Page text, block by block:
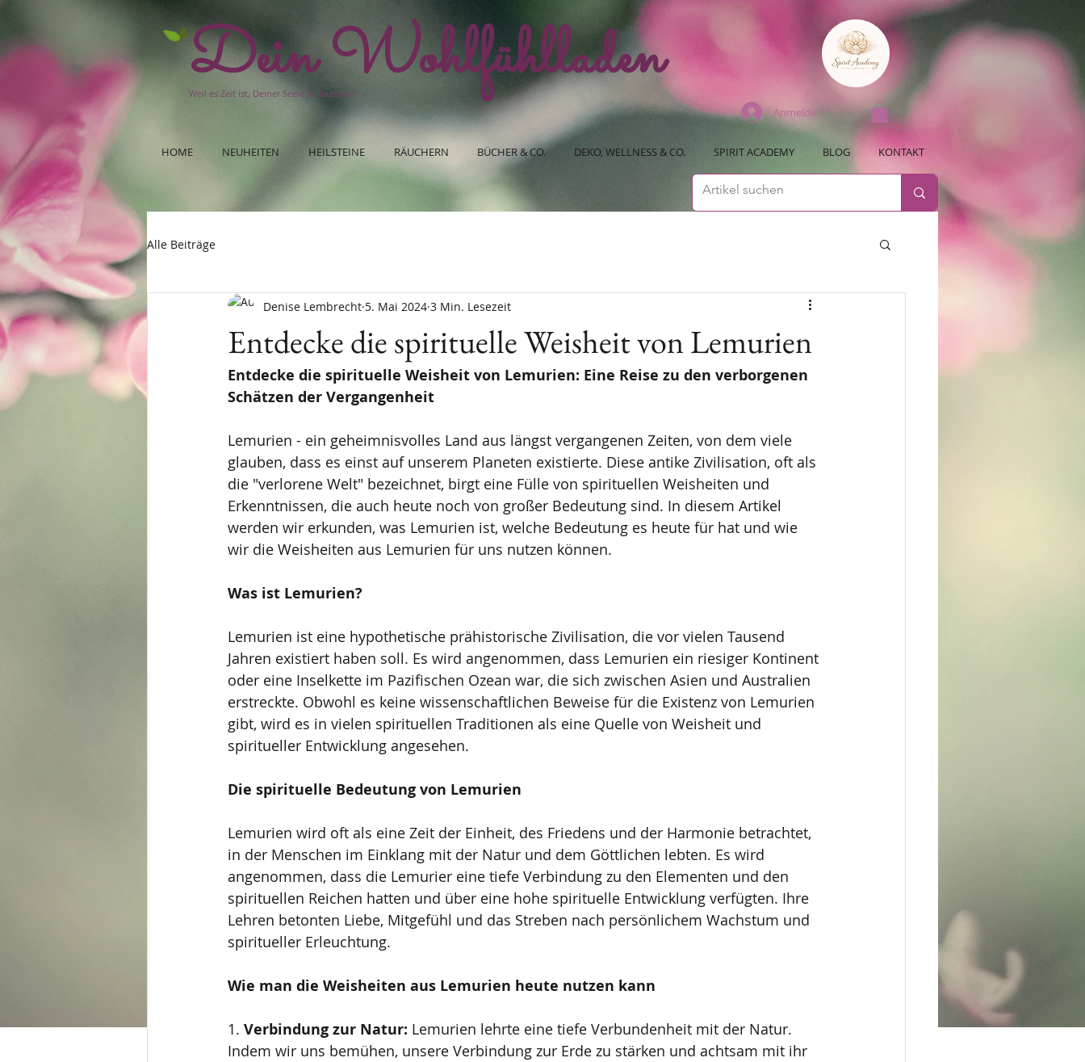
Dein Wohlfühlladen
Weil es Zeit ist, Deiner Seele zu lauschen!
Anmelden
HOME NEUHEITEN HEILSTEINE RÄUCHERN BÜCHER & CO. DEKO, WELLNESS & CO. SPIRIT ACADEMY BLOG KONTAKT
Alle Beiträge
Entdecke die spirituelle Weisheit von Lemurien
Denise Lembrecht 5. Mai 2024 3 Min. Lesezeit
Entdecke die spirituelle Weisheit von Lemurien: Eine Reise zu den verborgenen
Schätzen der Vergangenheit
Lemurien - ein geheimnisvolles Land aus längst vergangenen Zeiten, von dem viele
glauben, dass es einst auf unserem Planeten existierte. Diese antike Zivilisation, oft als
die "verlorene Welt" bezeichnet, birgt eine Fülle von spirituellen Weisheiten und
Erkenntnissen, die auch heute noch von großer Bedeutung sind. In diesem Artikel
werden wir erkunden, was Lemurien ist, welche Bedeutung es heute für hat und wie
wir die Weisheiten aus Lemurien für uns nutzen können.
Was ist Lemurien?
Lemurien ist eine hypothetische prähistorische Zivilisation, die vor vielen Tausend
Jahren existiert haben soll. Es wird angenommen, dass Lemurien ein riesiger Kontinent
oder eine Inselkette im Pazifischen Ozean war, die sich zwischen Asien und Australien
erstreckte. Obwohl es keine wissenschaftlichen Beweise für die Existenz von Lemurien
gibt, wird es in vielen spirituellen Traditionen als eine Quelle von Weisheit und
spiritueller Entwicklung angesehen.
Die spirituelle Bedeutung von Lemurien
Lemurien wird oft als eine Zeit der Einheit, des Friedens und der Harmonie betrachtet,
in der Menschen im Einklang mit der Natur und dem Göttlichen lebten. Es wird
angenommen, dass die Lemurier eine tiefe Verbindung zu den Elementen und den
spirituellen Reichen hatten und über eine hohe spirituelle Entwicklung verfügten. Ihre
Lehren betonten Liebe, Mitgefühl und das Streben nach persönlichem Wachstum und
spiritueller Erleuchtung.
Wie man die Weisheiten aus Lemurien heute nutzen kann
1. Verbindung zur Natur: Lemurien lehrte eine tiefe Verbundenheit mit der Natur.
Indem wir uns bemühen, unsere Verbindung zur Erde zu stärken und achtsam mit ihr